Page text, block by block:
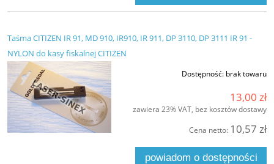
Taśma CITIZEN IR 91, MD 910, IR910, IR 911, DP 3110, DP 3111 IR 91 -
NYLON do kasy fiskalnej CITIZEN
Dostępność: brak towaru
13,00 zł
zawiera 23% VAT, bez kosztów dostawy
Cena netto: 10,57 zł
powiadom o dostępności